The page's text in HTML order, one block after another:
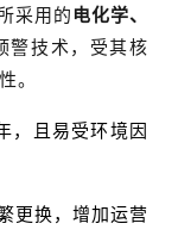
采用的电化学、
警技术，受其核
。
，且易受环境因
更换，增加运营